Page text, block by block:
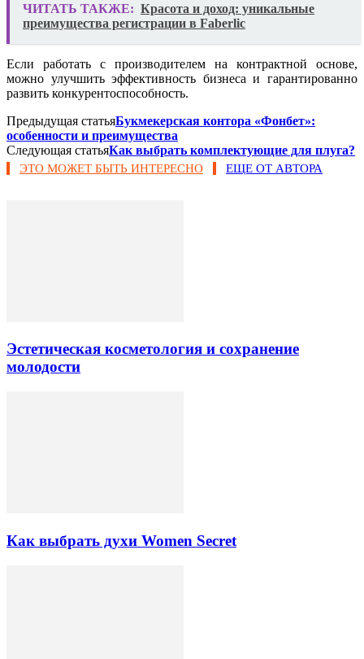
ЧИТАТЬ ТАКЖЕ: Красота и доход: уникальные
преимущества регистрации в Faberlic
Если работать с производителем на контрактной основе,
можно улучшить эффективность бизнеса и гарантированно
развить конкурентоспособность.
Предыдущая статьяБукмекерская контора «Фонбет»:
особенности и преимущества
Следующая статьяКак выбрать комплектующие для плуга?
ЭТО МОЖЕТ БЫТЬ ИНТЕРЕСНО ЕЩЕ ОТ АВТОРА
Эстетическая косметология и сохранение
молодости
Как выбрать духи Women Secret